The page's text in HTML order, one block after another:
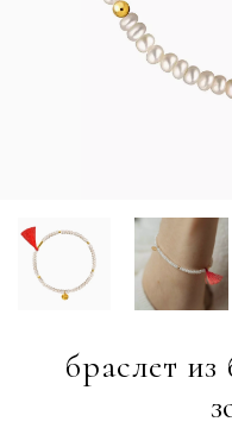
браслет из